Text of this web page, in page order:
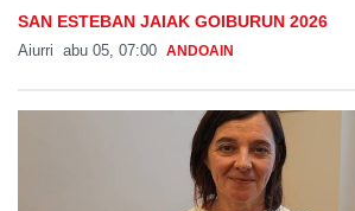
SAN ESTEBAN JAIAK GOIBURUN 2026
Aiurri abu 05, 07:00 ANDOAIN